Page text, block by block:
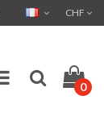
CHF
0